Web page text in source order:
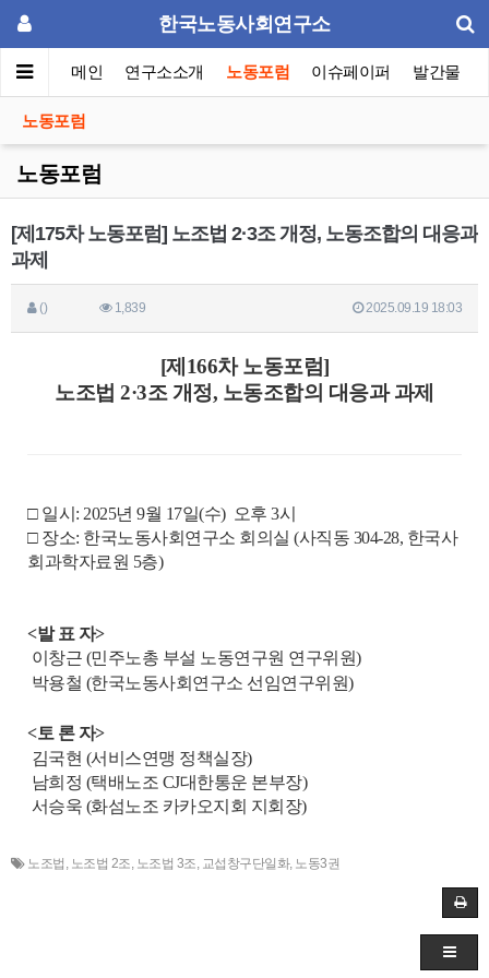
한국노동사회연구소
메인 연구소소개 노동포럼 이슈페이퍼 발간물
노동포럼
노동포럼
[제175차 노동포럼] 노조법 2·3조 개정, 노동조합의 대응과
과제
() 1,839 2025.09.19 18:03
[제166차 노동포럼]
노조법 2·3조 개정, 노동조합의 대응과 과제
□ 일시: 2025년 9월 17일(수) 오후 3시
□ 장소: 한국노동사회연구소 회의실 (사직동 304-28, 한국사
회과학자료원 5층)
<발 표 자>
이창근 (민주노총 부설 노동연구원 연구위원)
박용철 (한국노동사회연구소 선임연구위원)
<토 론 자>
김국현 (서비스연맹 정책실장)
남희정 (택배노조 CJ대한통운 본부장)
서승욱 (화섬노조 카카오지회 지회장)
노조법 , 노조법 2조, 노조법 3조, 교섭창구단일화, 노동3권